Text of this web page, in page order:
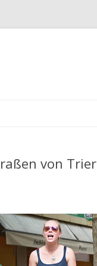
von Trier